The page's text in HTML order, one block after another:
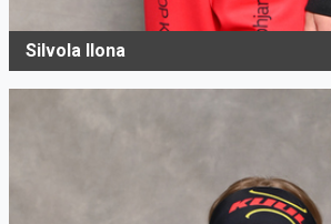
Silvola Ilona